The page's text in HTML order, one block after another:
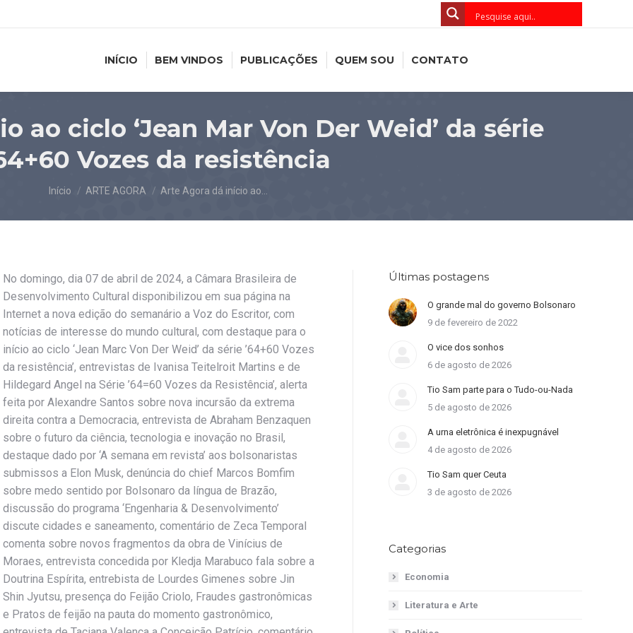
INÍCIO BEM VINDOS PUBLICAÇÕES QUEM SOU CONTATO
ao ciclo ‘Jean Mar Von Der Weid’ da série
Vozes da resistência
Você está aqui:
Início ARTE AGORA Arte Agora dá início ao…
No domingo, dia 07 de abril de 2024, a Câmara Brasileira de
Desenvolvimento Cultural disponibilizou em sua página na
Internet a nova edição do semanário a Voz do Escritor, com
notícias de interesse do mundo cultural, com destaque para o
início ao ciclo ‘Jean Marc Von Der Weid’ da série ’64+60 Vozes
da resistência’, entrevistas de Ivanisa Teitelroit Martins e de
Hildegard Angel na Série ’64=60 Vozes da Resistência’, alerta
feita por Alexandre Santos sobre nova incursão da extrema
direita contra a Democracia, entrevista de Abraham Benzaquen
sobre o futuro da ciência, tecnologia e inovação no Brasil,
destaque dado por ‘A semana em revista’ aos bolsonaristas
submissos a Elon Musk, denúncia do chief Marcos Bomfim
sobre medo sentido por Bolsonaro da língua de Brazão,
discussão do programa ‘Engenharia & Desenvolvimento’
discute cidades e saneamento, comentário de Zeca Temporal
comenta sobre novos fragmentos da obra de Vinícius de
Moraes, entrevista concedida por Kledja Marabuco fala sobre a
Doutrina Espírita, entrebista de Lourdes Gimenes sobre Jin
Shin Jyutsu, presença do Feijão Criolo, Fraudes gastronômicas
e Pratos de feijão na pauta do momento gastronômico,
Últimas postagens
O grande mal do governo Bolsonaro
9 de fevereiro de 2022
O vice dos sonhos
6 de agosto de 2026
Tio Sam parte para o Tudo-ou-Nada
5 de agosto de 2026
A urna eletrônica é inexpugnável
4 de agosto de 2026
Tio Sam quer Ceuta
3 de agosto de 2026
Categorias
Economia
Literatura e Arte